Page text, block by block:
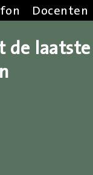
Docenten
de laatste